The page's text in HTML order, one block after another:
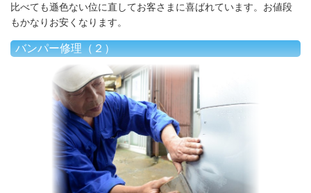
比べても遜色ない位に直してお客さまに喜ばれています。お値段
もかなりお安くなります。
バンパー修理（２）